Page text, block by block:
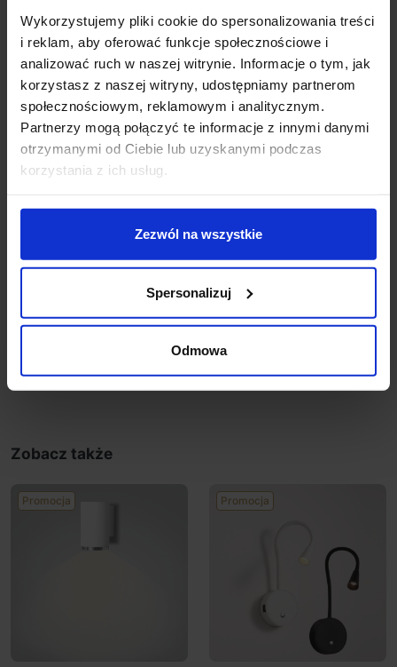
Wykorzystujemy pliki cookie do spersonalizowania treści
i reklam, aby oferować funkcje społecznościowe i
analizować ruch w naszej witrynie. Informacje o tym, jak
korzystasz z naszej witryny, udostępniamy partnerom
społecznościowym, reklamowym i analitycznym.
Partnerzy mogą połączyć te informacje z innymi danymi
otrzymanymi od Ciebie lub uzyskanymi podczas
korzystania z ich usług.
Zezwól na wszystkie
Spersonalizuj
Odmowa
Średnica: 19cm
Głębokość: 16,2cm
Materiał wykonania: aluminium
Kolor wykończenia: biały
Barwa światła: biała ciepła 3000K
Strumień świetlny: 600 lumenów
Kąt świecenia: 120°
Zasilanie: 230V
Klasa ochrony: I
Klasa szczelności: IP20
Dodatkowe informacje:
lampa świeci światłem odbitym, regulowany talerz
pozwala na zmianę kierunku świecenia
Szczegóły produktu
Zobacz także
Promocja Promocja